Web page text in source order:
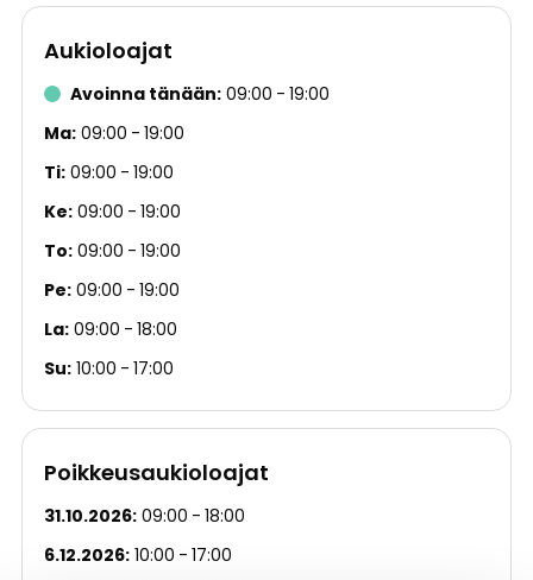
Aukioloajat
Avoinna tänään 09:00
19:00
Ma 09:00
19:00
Ti 09:00
19:00
Ke 09:00
19:00
To 09:00
19:00
Pe 09:00
19:00
La 09:00
18:00
Su 10:00 17:00
Poikkeusaukioloajat
31.10.2026 09:00
18:00
6.12.2026 10:00
17:00